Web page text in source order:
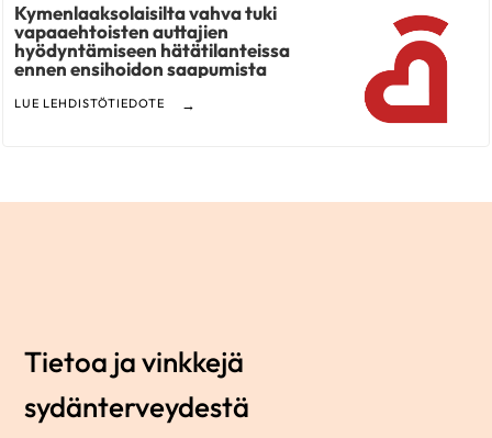
Kymenlaaksolaisilta vahva tuki
vapaaehtoisten auttajien
hyödyntämiseen hätätilanteissa
ennen ensihoidon saapumista
LUE LEHDISTÖTIEDOTE
Tietoa ja vinkkejä
sydänterveydestä